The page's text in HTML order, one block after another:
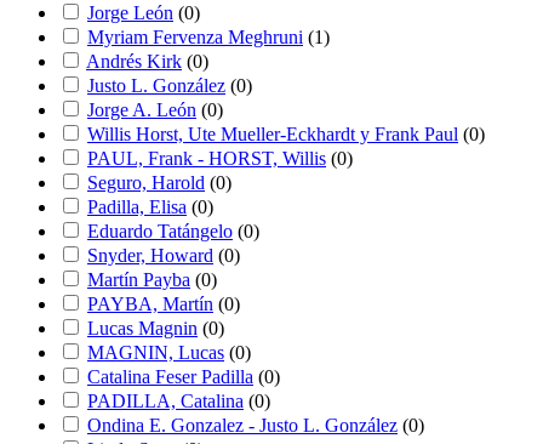
Jorge León (0)
Myriam Fervenza Meghruni (1)
Andrés Kirk (0)
Justo L. González (0)
Jorge A. León (0)
Willis Horst, Ute Mueller-Eckhardt y Frank Paul (0)
PAUL, Frank - HORST, Willis (0)
Seguro, Harold (0)
Padilla, Elisa (0)
Eduardo Tatángelo (0)
Snyder, Howard (0)
Martín Payba (0)
PAYBA, Martín (0)
Lucas Magnin (0)
MAGNIN, Lucas (0)
Catalina Feser Padilla (0)
PADILLA, Catalina (0)
Ondina E. Gonzalez - Justo L. González (0)